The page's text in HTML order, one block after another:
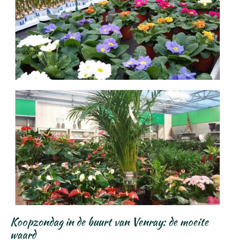
Koopzondag in de buurt van Venray: de moeite
waard